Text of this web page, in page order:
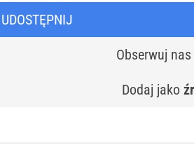
UDOSTĘPNIJ
Obserwuj nas
Dodaj jako